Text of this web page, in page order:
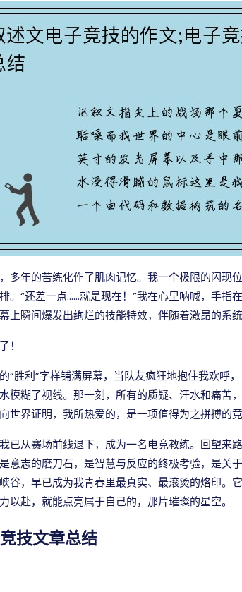
多年的苦练化作了肌肉记忆。我一个极限的闪现
。“还差一点……就是现在！”我在心里呐喊，手指
上瞬间爆发出绚烂的技能特效，伴随着激昂的系
！
“胜利”字样铺满屏幕，当队友疯狂地抱住我欢呼
模糊了视线。那一刻，所有的质疑、汗水和痛苦
世界证明，我所热爱的，是一项值得为之拼搏的竞
已从赛场前线退下，成为一名电竞教练。回望来
意志的磨刀石，是智慧与反应的终极考验，是关
谷，早已成为我青春里最真实、最滚烫的烙印。
以赴，就能点亮属于自己的，那片璀璨的星空。
技文章总结